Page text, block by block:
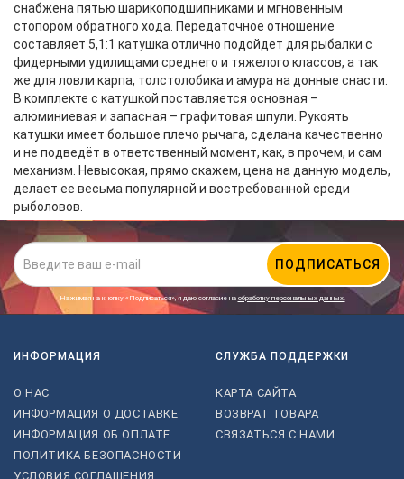
снабжена пятью шарикоподшипниками и мгновенным
стопором обратного хода. Передаточное отношение
составляет 5,1:1 катушка отлично подойдет для рыбалки с
фидерными удилищами среднего и тяжелого классов, а так
же для ловли карпа, толстолобика и амура на донные снасти.
В комплекте с катушкой поставляется основная –
алюминиевая и запасная – графитовая шпули. Рукоять
катушки имеет большое плечо рычага, сделана качественно
и не подведёт в ответственный момент, как, в прочем, и сам
механизм. Невысокая, прямо скажем, цена на данную модель,
делает ее весьма популярной и востребованной среди
рыболовов.
ПОДПИСАТЬСЯ
Нажимая на кнопку «Подписаться», я даю cогласие на обработку персональных данных.
ИНФОРМАЦИЯ
О НАС
ИНФОРМАЦИЯ О ДОСТАВКЕ
ИНФОРМАЦИЯ ОБ ОПЛАТЕ
ПОЛИТИКА БЕЗОПАСНОСТИ
УСЛОВИЯ СОГЛАШЕНИЯ
СЛУЖБА ПОДДЕРЖКИ
КАРТА САЙТА
ВОЗВРАТ ТОВАРА
СВЯЗАТЬСЯ С НАМИ